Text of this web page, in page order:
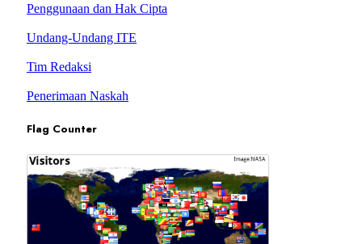
Penggunaan dan Hak Cipta
Undang-Undang ITE
Tim Redaksi
Penerimaan Naskah
Flag Counter